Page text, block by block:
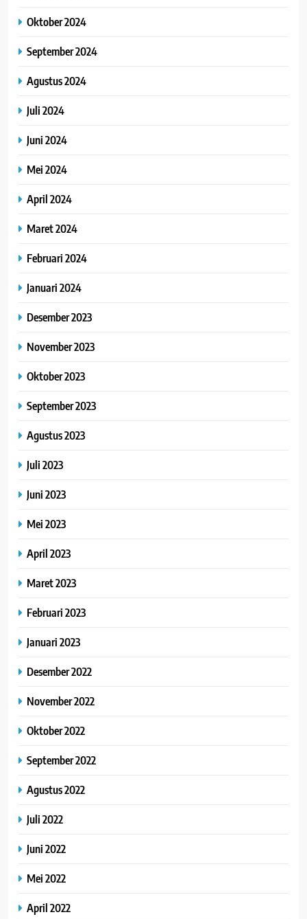
Oktober 2024
September 2024
Agustus 2024
Juli 2024
Juni 2024
Mei 2024
April 2024
Maret 2024
Februari 2024
Januari 2024
Desember 2023
November 2023
Oktober 2023
September 2023
Agustus 2023
Juli 2023
Juni 2023
Mei 2023
April 2023
Maret 2023
Februari 2023
Januari 2023
Desember 2022
November 2022
Oktober 2022
September 2022
Agustus 2022
Juli 2022
Juni 2022
Mei 2022
April 2022